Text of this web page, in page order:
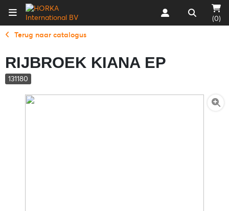
(0)
Terug naar catalogus
RIJBROEK KIANA EP
131180